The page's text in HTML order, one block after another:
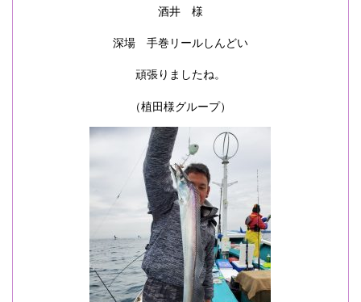
酒井 様
深場 手巻リールしんどい
頑張りましたね。
（植田様グループ）